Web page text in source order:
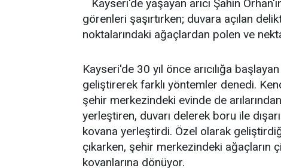
Kayseri'de yaşayan arıcı Şahin
görenleri şaşırtırken; duvara açılan
noktalarındaki ağaçlardan polen ve
Kayseri'de 30 yıl önce arıcılığa
geliştirerek farklı yöntemler denedi.
şehir merkezindeki evinde de
yerleştiren, duvarı delerek boru ile
kovana yerleştirdi. Özel olarak
çıkarken, şehir merkezindeki
kovanlarına dönüyor.